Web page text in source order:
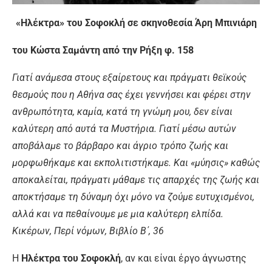
«Ηλέκτρα» του Σοφοκλή σε σκηνοθεσία Άρη Μπινιάρη
του Κώστα Σαμάντη από την Ρήξη φ. 158
Γιατί ανάμεσα στους εξαίρετους και πράγματι θεϊκούς
θεσμούς που η Αθήνα σας έχει γεννήσει και φέρει στην
ανθρωπότητα, καμία, κατά τη γνώμη μου, δεν είναι
καλύτερη από αυτά τα Μυστήρια. Γιατί μέσω αυτών
αποβάλαμε το βάρβαρο και άγριο τρόπο ζωής και
μορφωθήκαμε και εκπολιτιστήκαμε. Και «μύησις» καθώς
αποκαλείται, πράγματι μάθαμε τις απαρχές της ζωής και
αποκτήσαμε τη δύναμη όχι μόνο να ζούμε ευτυχισμένοι,
αλλά και να πεθαίνουμε με μια καλύτερη ελπίδα.
Κικέρων, Περί νόμων, Βιβλίο Β΄, 36
Η Ηλέκτρα του Σοφοκλή, αν και είναι έργο άγνωστης